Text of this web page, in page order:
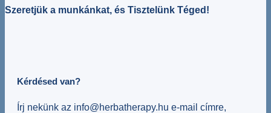
Szeretjük a munkánkat, és Tisztelünk Téged!
Kérdésed van?
Írj nekünk az info@herbatherapy.hu e-mail címre,